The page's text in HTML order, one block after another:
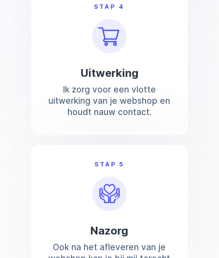
STAP 4
Uitwerking
Ik zorg voor een vlotte
uitwerking van je webshop en
houdt nauw contact.
STAP 5
Nazorg
Ook na het afleveren van je